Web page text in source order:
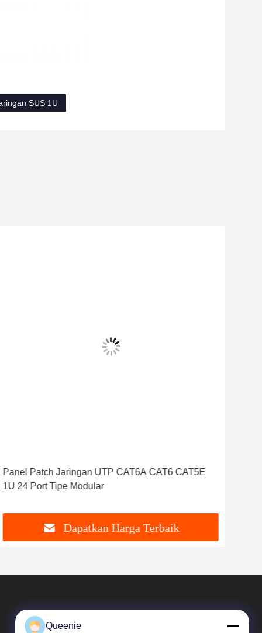
SUS 1U
Panel Patch Jaringan UTP CAT6A CAT6 CAT5E
1U 24 Port Tipe Modular
Dapatkan Harga Terbaik
Queenie